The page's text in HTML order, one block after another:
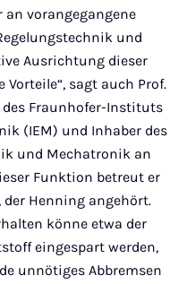
vorangegangene
und
Ausrichtung dieser
sagt auch Prof.
des Fraunhofer-Instituts
(IEM) und Inhaber des
und Mechatronik an
Funktion betreut er
der Henning angehört.
könne etwa der
eingespart werden,
unnötiges Abbremsen